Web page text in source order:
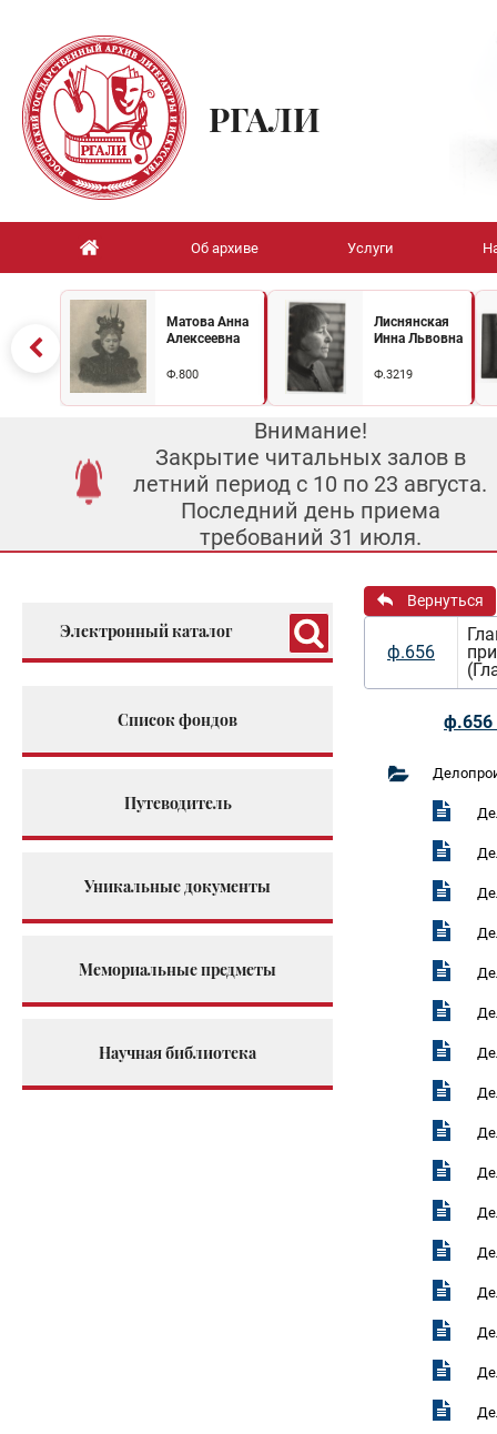
РГАЛИ
Об архиве Услуги
Матова Анна
Алексеевна
Ф.800
Лиснянская
Инна Львовна
Ф.3219
Внимание!
Закрытие читальных залов в
летний период с 10 по 23 августа.
Последний день приема
требований 31 июля.
Электронный каталог
Список фондов
Путеводитель
Уникальные документы
Мемориальные предметы
Научная библиотека
Вернуться
ф.656
ф.656